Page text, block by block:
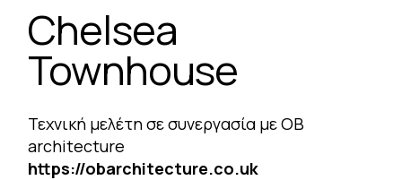
Chelsea
Townhouse
Τεχνική μελέτη σε συνεργασία με OB
architecture
https://obarchitecture.co.uk